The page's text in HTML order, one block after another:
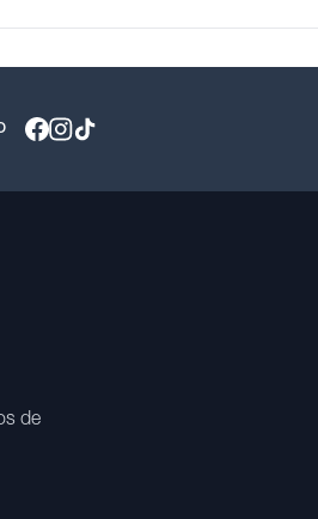
de